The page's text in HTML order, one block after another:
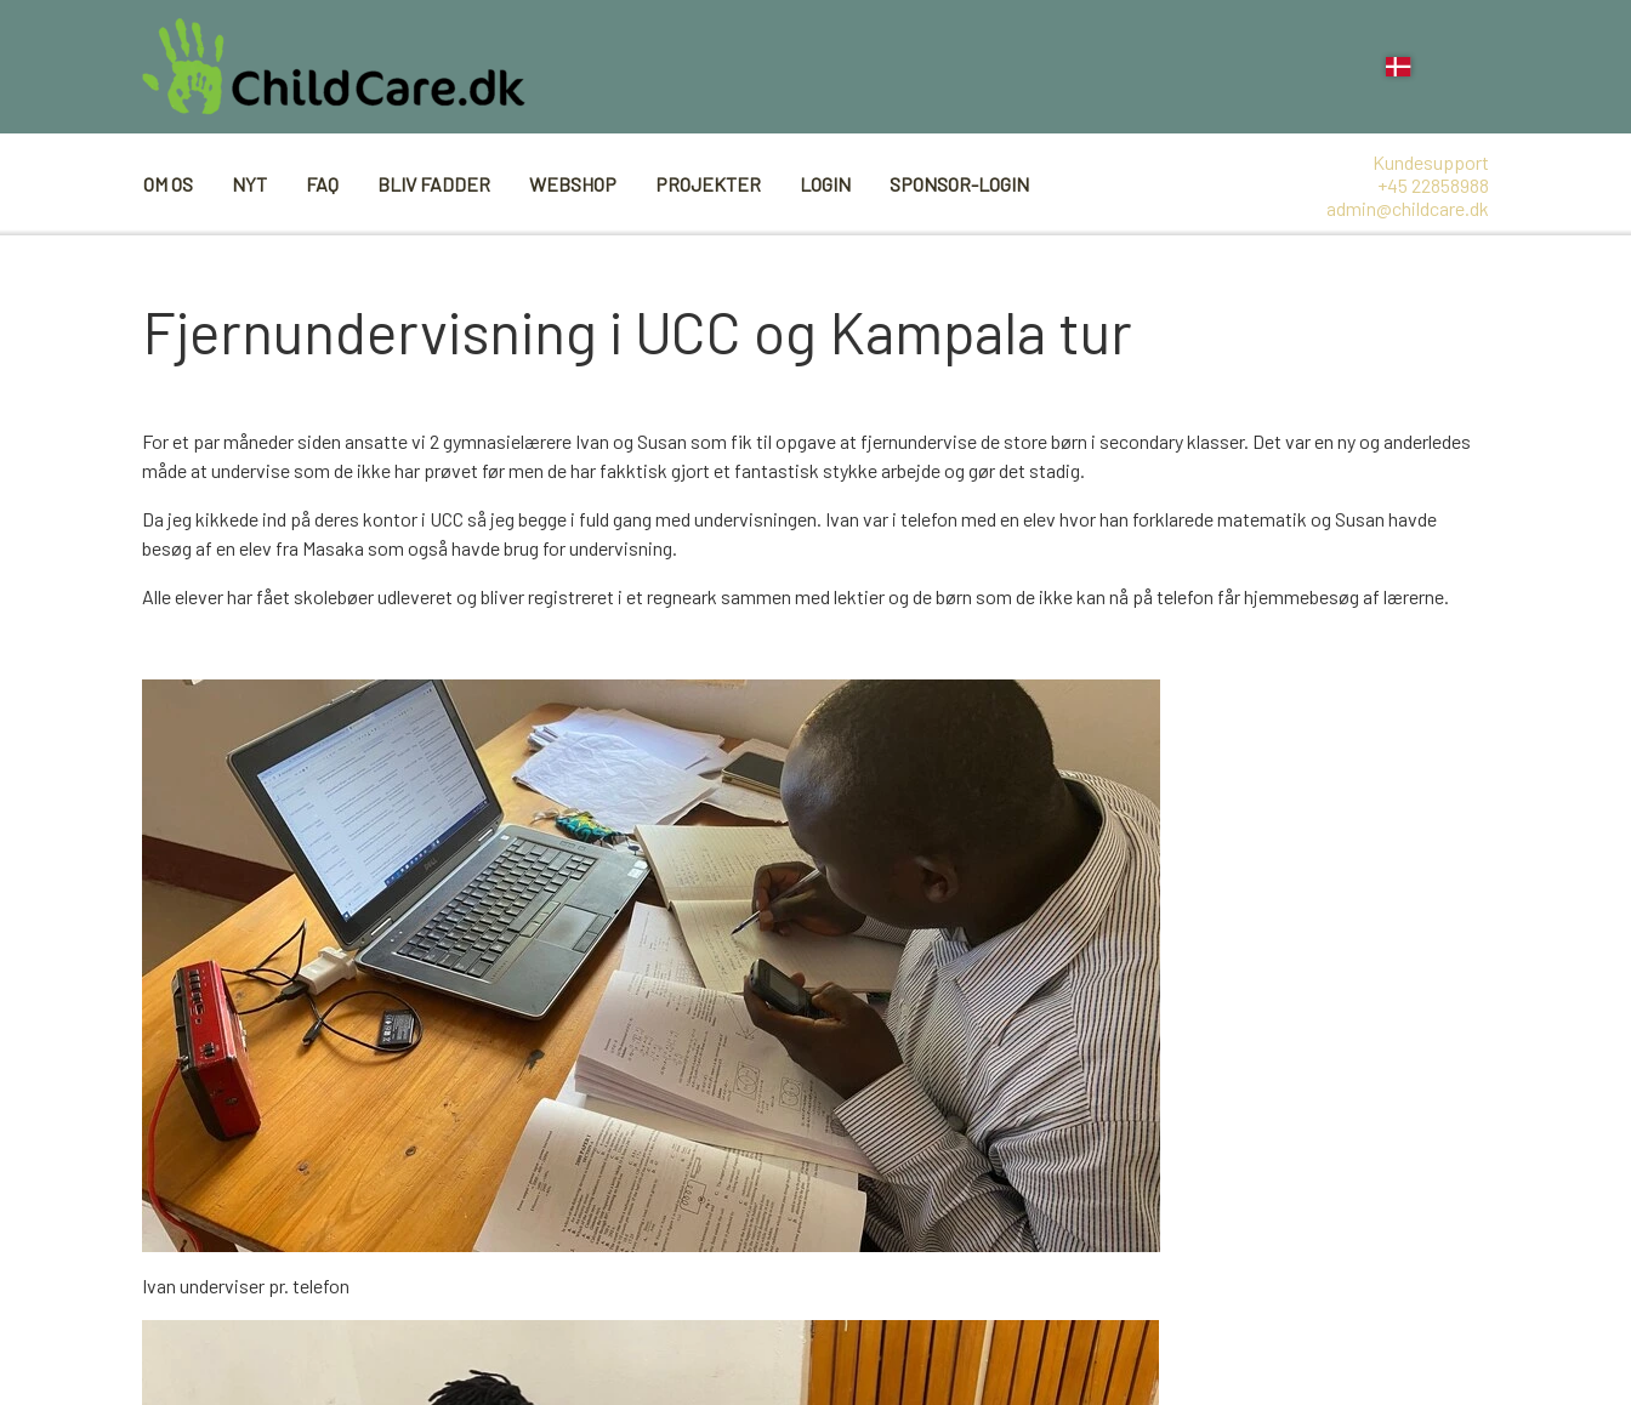
OM OS NYT FAQ BLIV FADDER WEBSHOP PROJEKTER LOGIN SPONSOR-LOGIN
Kundesupport
+45 22858988
admin@childcare.dk
Fjernundervisning i UCC og Kampala tur
For et par måneder siden ansatte vi 2 gymnasielærere Ivan og Susan som fik til opgave at fjernundervise de store børn i secondary klasser. Det var en ny og anderledes
måde at undervise som de ikke har prøvet før men de har fakktisk gjort et fantastisk stykke arbejde og gør det stadig.
Da jeg kikkede ind på deres kontor i UCC så jeg begge i fuld gang med undervisningen. Ivan var i telefon med en elev hvor han forklarede matematik og Susan havde
besøg af en elev fra Masaka som også havde brug for undervisning.
Alle elever har fået skolebøer udleveret og bliver registreret i et regneark sammen med lektier og de børn som de ikke kan nå på telefon får hjemmebesøg af lærerne.
Ivan underviser pr. telefon